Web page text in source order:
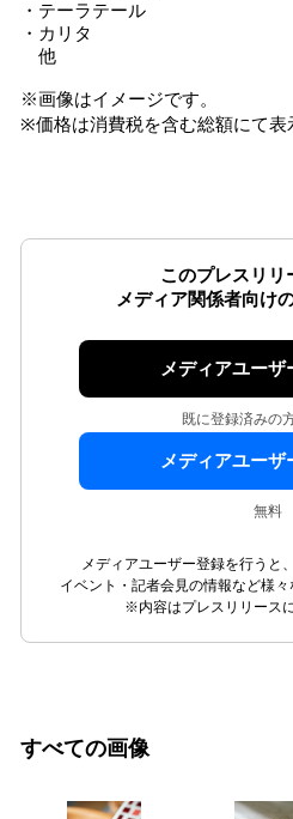
・テーラテール
・カ
他
※画像はイメージです。
※価格は消費税を含む総額にて表
このプレスリリ
メディア関係者向け
メディアユーザ
既に登録済みの
メディアユーザ
無料
メディアユーザー登録を行うと
イベント・記者会見の情報など様々
※内容はプレスリリース
すべての画像